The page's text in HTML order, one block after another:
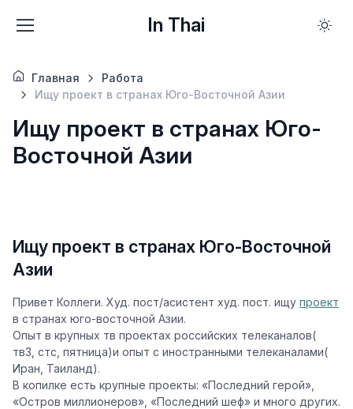
In Thai
Главная
Работа
Ищу проект в странах Юго-Восточной Азии
Ищу проект в странах Юго-
Восточной Азии
Ищу проект в странах Юго-Восточной
Азии
Привет Коллеги. Худ. пост/асистент худ. пост. ищу проект
в странах юго-восточной Азии.
Опыт в крупных тв проектах российских телеканалов(
тв3, стс, пятница)и опыт с иностранными телеканалами(
Иран, Таиланд).
В копилке есть крупные проекты: «Последний герой»,
«Остров миллионеров», «Последний шеф» и много других.